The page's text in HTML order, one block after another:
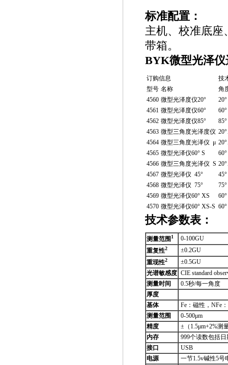
标准配置：
主机、校准底座
带箱。
BYK微型光泽仪
订购信息
技
型号 名称
角
4560 微型光泽度仪20°
20°
4561 微型光泽度仪60°
60°
4562 微型光泽度仪85°
85°
4563 微型三角度光泽度仪
4564 微型三角度光泽仪 μ
4565 微型光泽仪60° S
60°
4566 微型三角度光泽仪 S
4567 微型光泽仪 45°
45°
4568 微型光泽仪 75°
75°
4569 微型光泽仪60° XS
60°
4570 微型光泽仪60° XS-S 60°
技术参数表：
测量范围1
0-100GU
重复性2
±0.2GU
重现性2
±0.5GU
光谱敏感度 CIE standard
测量时间
0.5秒/每一角度
厚度
基体
Fe：磁性，NFe
测量范围
0-500μm
精度
±（1.5μm+2%测
内存
999个读数包括
接口
USB
电源
一节1.5v碱性5号